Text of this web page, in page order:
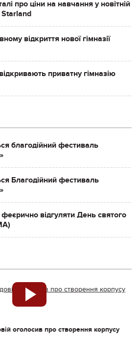
про ціни на навчання у новітній
Starland
відкриття нової гімназії
приватну гімназію
благодійний фестиваль
Благодійний фестиваль
відгуляти День святого
оголосив про створення корпусу